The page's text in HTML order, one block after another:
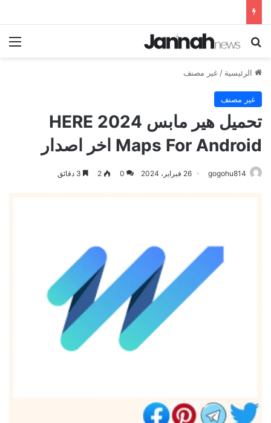
بحث عن
الرئيسية / غير مصنف
غير مصنف
تحميل هير مابس 2024 HERE
Maps For Android اخر اصدار
gogohu814 26 فبراير، 2024 0
2